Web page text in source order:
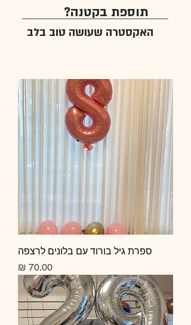
תוספת בקטנה?
האקסטרה שעושה טוב בלב
ספרת גיל בורוד עם בלונים לרצפה
מחיר